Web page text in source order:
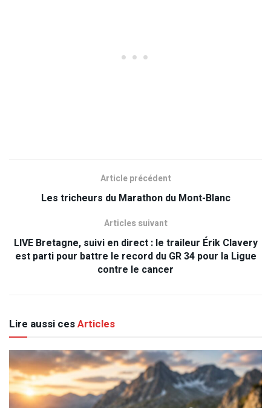
Article précédent
Les tricheurs du Marathon du Mont-Blanc
Articles suivant
LIVE Bretagne, suivi en direct : le traileur Érik Clavery
est parti pour battre le record du GR 34 pour la Ligue
contre le cancer
Lire aussi cesArticles